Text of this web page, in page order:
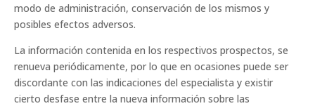
modo de administración, conservación de los mismos y
posibles efectos adversos.
La información contenida en los respectivos prospectos, se
renueva periódicamente, por lo que en ocasiones puede ser
discordante con las indicaciones del especialista y existir
cierto desfase entre la nueva información sobre las